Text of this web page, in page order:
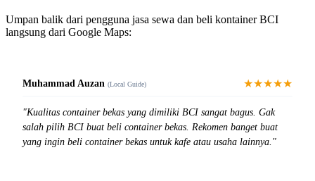
Umpan balik dari pengguna jasa sewa dan beli kontainer BCI
langsung dari Google Maps:
Muhammad Auzan (Local Guide) ★★★★★
"Kualitas container bekas yang dimiliki BCI sangat bagus. Gak
salah pilih BCI buat beli container bekas. Rekomen banget buat
yang ingin beli container bekas untuk kafe atau usaha lainnya."